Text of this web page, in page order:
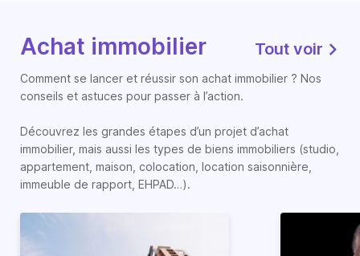
Achat immobilier Tout voir
Comment se lancer et réussir son achat immobilier ? Nos
conseils et astuces pour passer à l’action.
Découvrez les grandes étapes d’un projet d’achat
immobilier, mais aussi les types de biens immobiliers (studio,
appartement, maison, colocation, location saisonnière,
immeuble de rapport, EHPAD…).